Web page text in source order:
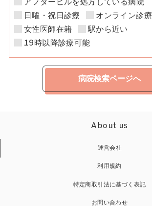
アフターピルを処方している病院
日曜・祝日診療
オンライン診療
女性医師在籍
駅から近い
19時以降診療可能
病院検索ページへ
About us
運営会社
利用規約
特定商取引法に基づく表記
お問い合わせ